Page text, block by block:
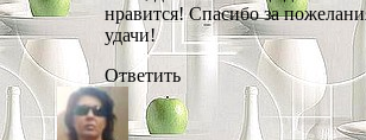
нравится! Спасибо за
удачи!
Ответить